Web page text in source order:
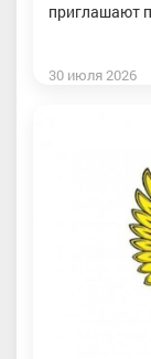
приглашают
30 июля 2026